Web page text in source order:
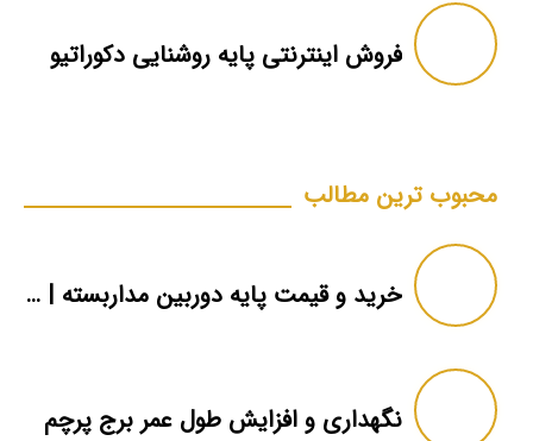
فروش اینترنتی پایه روشنایی دکوراتیو
محبوب ترین مطالب
خرید و قیمت پایه دوربین مداربسته | دکل دوربین
نگهداری و افزایش طول عمر برج پرچم